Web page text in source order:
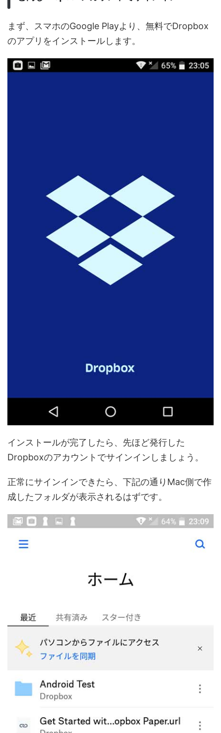
まず、スマホのGoogle Playより、無料でDropbox
のアプリをインストールします。
インストールが完了したら、先ほど発行した
Dropboxのアカウントでサインインしましょう。
正常にサインインできたら、下記の通りMac側で作
成したフォルダが表示されるはずです。